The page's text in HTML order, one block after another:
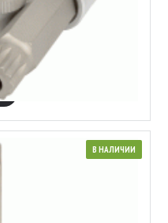
с отверстием 1/2"
В НАЛИЧИИ